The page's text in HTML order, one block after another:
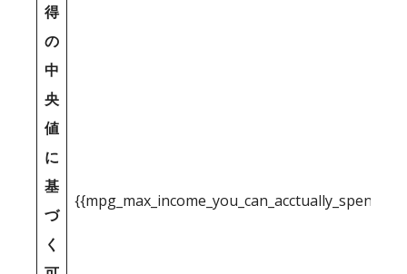
得
の
中
央
値
に
基
づ
く